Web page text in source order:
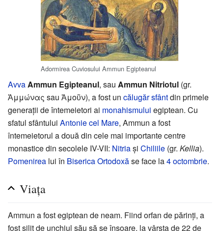
Adormirea Cuviosului Ammun Egipteanul
Avva Ammun Egipteanul, sau Ammun Nitriotul (gr.
Ἀμμώνας sau Ἀμοῦν), a fost un călugărsfântdin primele
generații de întemeietori ai monahismului egiptean. Cu
sfatul sfântului Antonie cel Mare, Ammun a fost
întemeietorul a două din cele mai importante centre
monastice din secolele IV-VII: Nitriași Chiliile (gr. Kellia).
Pomenirea lui în Biserica Ortodoxăse face la4 octombrie.
Viața
Ammun a fost egiptean de neam. Fiind orfan de părinți, a
fost silit de unchiul său să se însoare, la vârsta de 22 de